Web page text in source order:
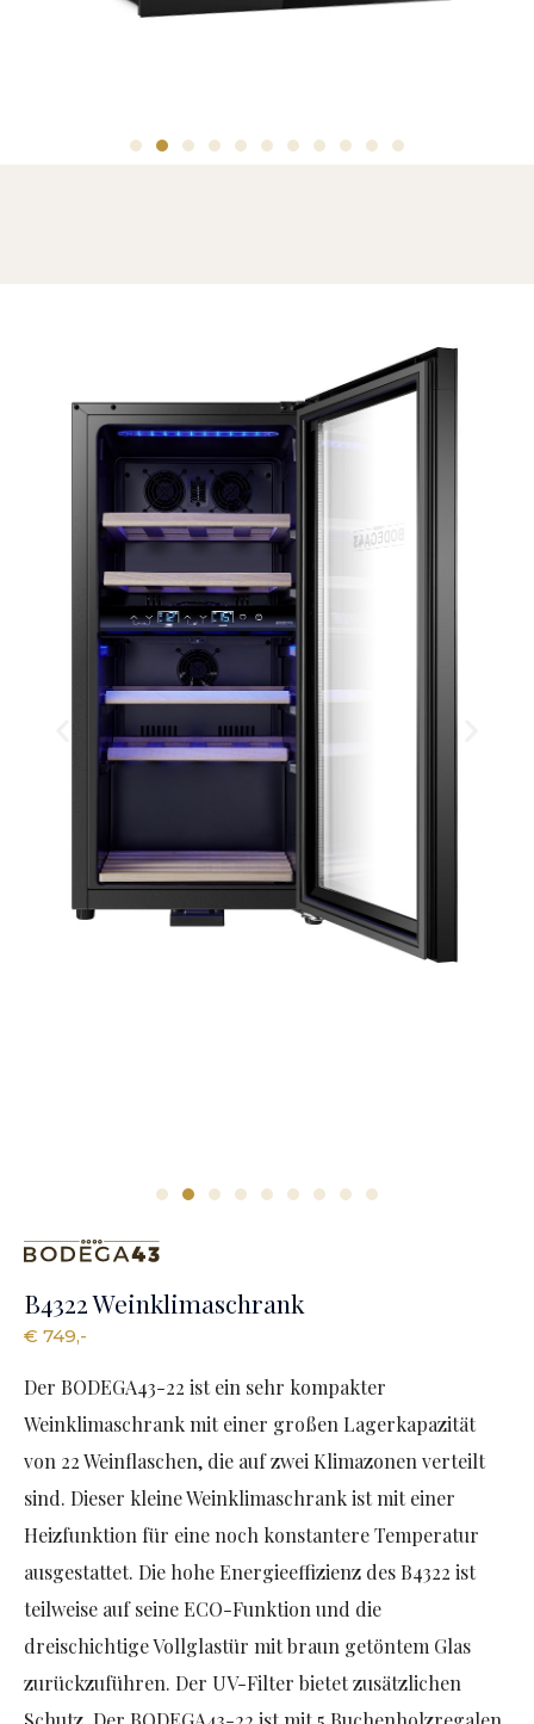
B4322 Weinklimaschrank
€ 749,-
Der BODEGA43-22 ist ein sehr kompakter
Weinklimaschrank mit einer großen Lagerkapazität
von 22 Weinflaschen, die auf zwei Klimazonen verteilt
sind. Dieser kleine Weinklimaschrank ist mit einer
Heizfunktion für eine noch konstantere Temperatur
ausgestattet. Die hohe Energieeffizienz des B4322 ist
teilweise auf seine ECO-Funktion und die
dreischichtige Vollglastür mit braun getöntem Glas
zurückzuführen. Der UV-Filter bietet zusätzlichen